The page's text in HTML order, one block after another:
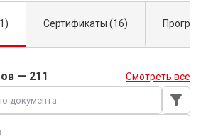
Сертификаты (16)
— 211 Смотреть все
filter_alt